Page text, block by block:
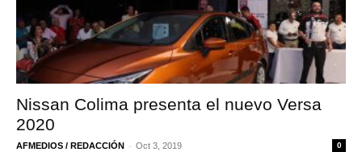
Nissan Colima presenta el nuevo Versa
2020
AFMEDIOS / REDACCIÓN - Oct 3, 2019 0